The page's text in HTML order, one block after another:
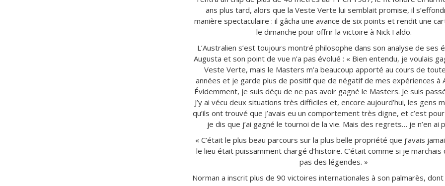
ans plus tard, alors que la Veste Verte lui semblait promise, il
manière spectaculaire : il gâcha une avance de six points et rendit une
le dimanche pour offrir la victoire à Nick Faldo.
L’Australien s’est toujours montré philosophe dans son analyse de ses
Augusta et son point de vue n’a pas évolué : « Bien entendu, je voulais
Veste Verte, mais le Masters m’a beaucoup apporté au cours de
années et je garde plus de positif que de négatif de mes expériences à
Évidemment, je suis déçu de ne pas avoir gagné le Masters. Je suis
J’y ai vécu deux situations très difficiles et, encore aujourd’hui, les gens
qu’ils ont trouvé que j’avais eu un comportement très digne, et c’est
je dis que j’ai gagné le tournoi de la vie. Mais des regrets… je n’en ai
« C’était le plus beau parcours sur la plus belle propriété que j’avais
le lieu était puissamment chargé d’histoire. C’était comme si je marchais
pas des légendes. »
Norman a inscrit plus de 90 victoires internationales à son palmarès,